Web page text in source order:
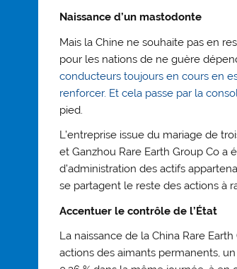
Naissance d’un mastodonte
Mais la Chine ne souhaite pas en
pour les nations de ne guère
conducteurs toujours en cours en
renforcer. Et cela passe par la
pied.
L’entreprise issue du mariage de
et Ganzhou Rare Earth Group Co a
d’administration des actifs
se partagent le reste des actions à
Accentuer le contrôle de l’État
La naissance de la China Rare
actions des aimants permanents,